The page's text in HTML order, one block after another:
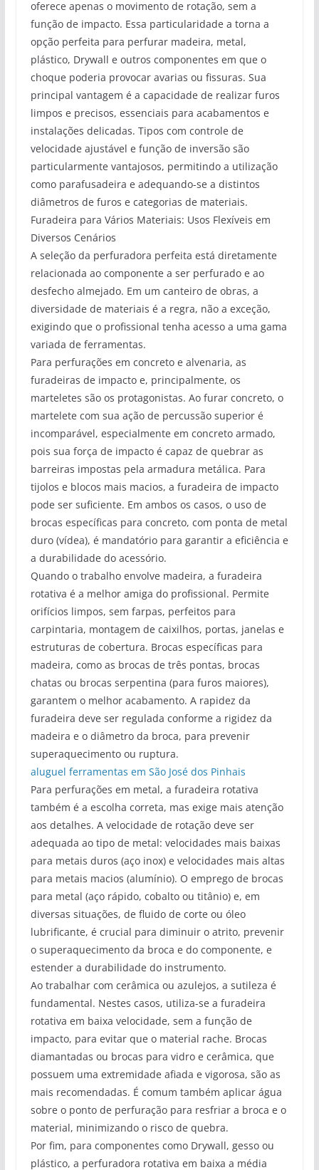
oferece apenas o movimento de rotação, sem a
função de impacto. Essa particularidade a torna a
opção perfeita para perfurar madeira, metal,
plástico, Drywall e outros componentes em que o
choque poderia provocar avarias ou fissuras. Sua
principal vantagem é a capacidade de realizar furos
limpos e precisos, essenciais para acabamentos e
instalações delicadas. Tipos com controle de
velocidade ajustável e função de inversão são
particularmente vantajosos, permitindo a utilização
como parafusadeira e adequando-se a distintos
diâmetros de furos e categorias de materiais.
Furadeira para Vários Materiais: Usos Flexíveis em
Diversos Cenários
A seleção da perfuradora perfeita está diretamente
relacionada ao componente a ser perfurado e ao
desfecho almejado. Em um canteiro de obras, a
diversidade de materiais é a regra, não a exceção,
exigindo que o profissional tenha acesso a uma gama
variada de ferramentas.
Para perfurações em concreto e alvenaria, as
furadeiras de impacto e, principalmente, os
marteletes são os protagonistas. Ao furar concreto, o
martelete com sua ação de percussão superior é
incomparável, especialmente em concreto armado,
pois sua força de impacto é capaz de quebrar as
barreiras impostas pela armadura metálica. Para
tijolos e blocos mais macios, a furadeira de impacto
pode ser suficiente. Em ambos os casos, o uso de
brocas específicas para concreto, com ponta de metal
duro (vídea), é mandatório para garantir a eficiência e
a durabilidade do acessório.
Quando o trabalho envolve madeira, a furadeira
rotativa é a melhor amiga do profissional. Permite
orifícios limpos, sem farpas, perfeitos para
carpintaria, montagem de caixilhos, portas, janelas e
estruturas de cobertura. Brocas específicas para
madeira, como as brocas de três pontas, brocas
chatas ou brocas serpentina (para furos maiores),
garantem o melhor acabamento. A rapidez da
furadeira deve ser regulada conforme a rigidez da
madeira e o diâmetro da broca, para prevenir
superaquecimento ou ruptura.
aluguel ferramentas em São José dos Pinhais
Para perfurações em metal, a furadeira rotativa
também é a escolha correta, mas exige mais atenção
aos detalhes. A velocidade de rotação deve ser
adequada ao tipo de metal: velocidades mais baixas
para metais duros (aço inox) e velocidades mais altas
para metais macios (alumínio). O emprego de brocas
para metal (aço rápido, cobalto ou titânio) e, em
diversas situações, de fluido de corte ou óleo
lubrificante, é crucial para diminuir o atrito, prevenir
o superaquecimento da broca e do componente, e
estender a durabilidade do instrumento.
Ao trabalhar com cerâmica ou azulejos, a sutileza é
fundamental. Nestes casos, utiliza-se a furadeira
rotativa em baixa velocidade, sem a função de
impacto, para evitar que o material rache. Brocas
diamantadas ou brocas para vidro e cerâmica, que
possuem uma extremidade afiada e vigorosa, são as
mais recomendadas. É comum também aplicar água
sobre o ponto de perfuração para resfriar a broca e o
material, minimizando o risco de quebra.
Por fim, para componentes como Drywall, gesso ou
plástico, a perfuradora rotativa em baixa a média